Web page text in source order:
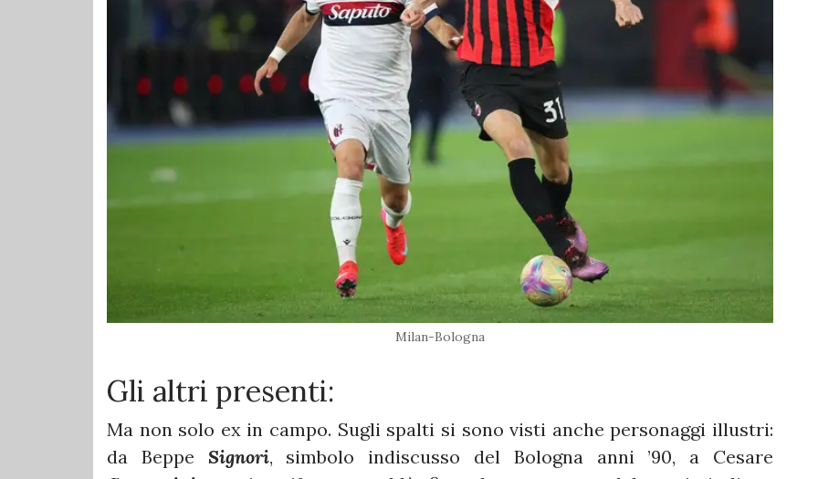
Milan-Bologna
Gli altri presenti:
Ma non solo ex in campo. Sugli spalti si sono visti anche personaggi illustri:
da Beppe Signori, simbolo indiscusso del Bologna anni ’90, a Cesare